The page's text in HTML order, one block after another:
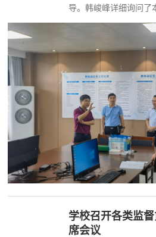
导。韩峻峰详细询问了
学校召开各类监
席会议